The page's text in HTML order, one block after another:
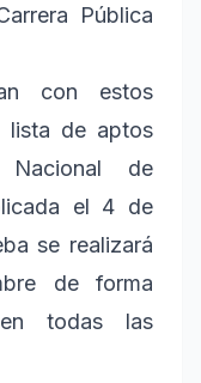
Pública
con estos
lista de aptos
de
el 4 de
se realizará
de forma
todas las